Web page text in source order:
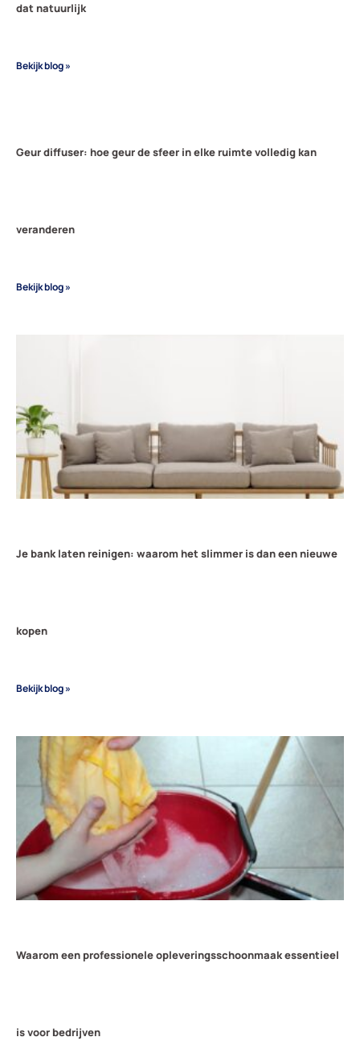
dat natuurlijk
Bekijk blog »
Geur diffuser: hoe geur de sfeer in elke ruimte volledig kan
veranderen
Bekijk blog »
Je bank laten reinigen: waarom het slimmer is dan een nieuwe
kopen
Bekijk blog »
Waarom een professionele opleveringsschoonmaak essentieel
is voor bedrijven